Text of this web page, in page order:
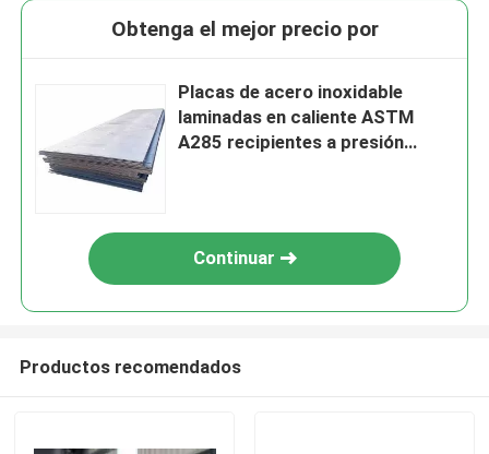
Obtenga el mejor precio por
Placas de acero inoxidable
laminadas en caliente ASTM
A285 recipientes a presión
Continuar
Productos recomendados